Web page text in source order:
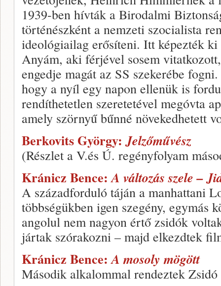
1939-ben hívták a Birodalmi
történészként a nemzeti szocialista
ideológiailag erősíteni. Itt képezték
Anyám, aki férjével sosem
engedje magát az SS szekerébe
hogy a nyíl egy napon ellenük is
rendíthetetlen szeretetével megóvta
amely szörnyű bűnné növekedhetett
Berkovits György:Jelzőművész
(Részlet a V.és Ú. regényfolyam
Kránicz Bence:A változás szele –
A századforduló táján a manhattani
többségükben igen szegény, egymás
angolul nem nagyon értő zsidók
jártak szórakozni – majd elkezdtek
Kránicz Bence:A mosoly mögött
Második alkalommal rendeztek